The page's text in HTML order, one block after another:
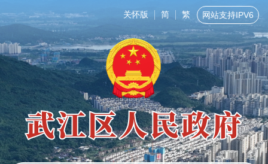
关怀版 简 繁 网站支持IPV6